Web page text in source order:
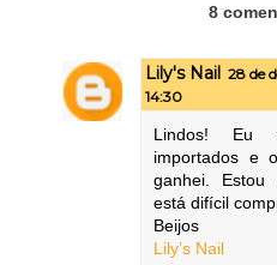
8
Lily's Nail 28 de
14:30
Lindos! Eu
importados e
ganhei.
está difícil
Beijos
Lily’s Nail